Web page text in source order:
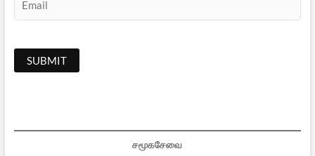
சமூகசேவை